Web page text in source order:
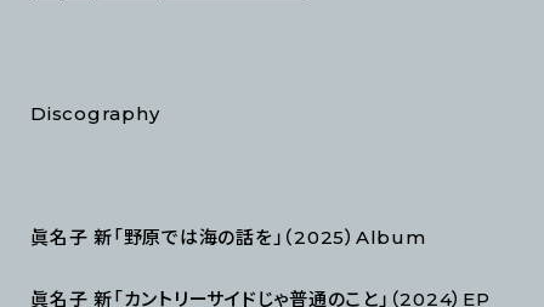
Discography
眞名子 新「野原では海の話を」（2025）Album
眞名子 新「カントリーサイドじゃ普通のこと」（2024）EP